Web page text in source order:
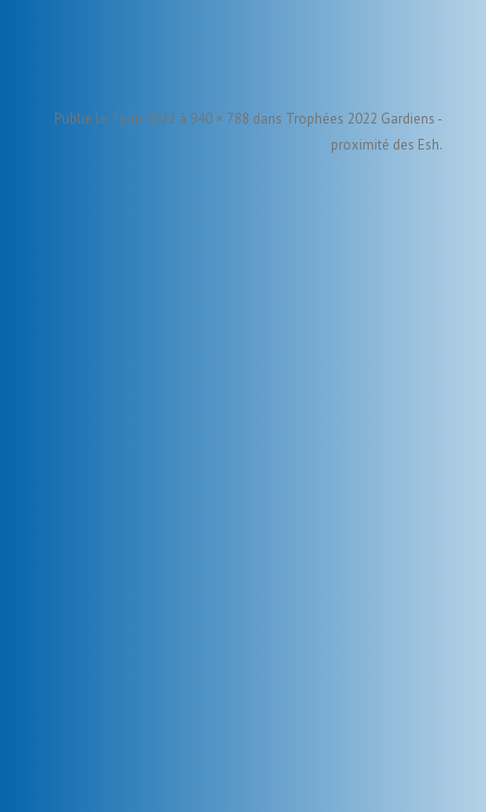
Publié le 7 juin 2022 à 940 × 788 dans Trophées 2022 Gardiens -
proximité des Esh.